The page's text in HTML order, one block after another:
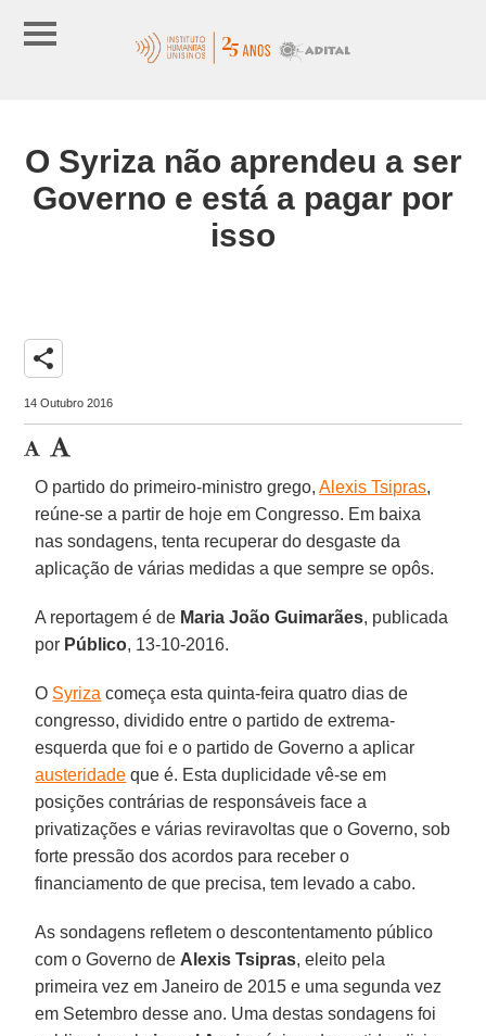
O Syriza não aprendeu a ser
Governo e está a pagar por
isso
share
14 Outubro 2016
O partido do primeiro-ministro grego,Alexis Tsipras,
reúne-se a partir de hoje em Congresso. Em baixa
nas sondagens, tenta recuperar do desgaste da
aplicação de várias medidas a que sempre se opôs.
A reportagem é de Maria João Guimarães, publicada
por Público, 13-10-2016.
O Syriza começa esta quinta-feira quatro dias de
congresso, dividido entre o partido de extrema-
esquerda que foi e o partido de Governo a aplicar
austeridade que é. Esta duplicidade vê-se em
posições contrárias de responsáveis face a
privatizações e várias reviravoltas que o Governo, sob
forte pressão dos acordos para receber o
financiamento de que precisa, tem levado a cabo.
As sondagens refletem o descontentamento público
com o Governo de Alexis Tsipras, eleito pela
primeira vez em Janeiro de 2015 e uma segunda vez
em Setembro desse ano. Uma destas sondagens foi